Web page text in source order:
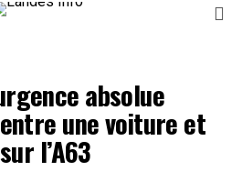
absolue
une voiture et
l’A63